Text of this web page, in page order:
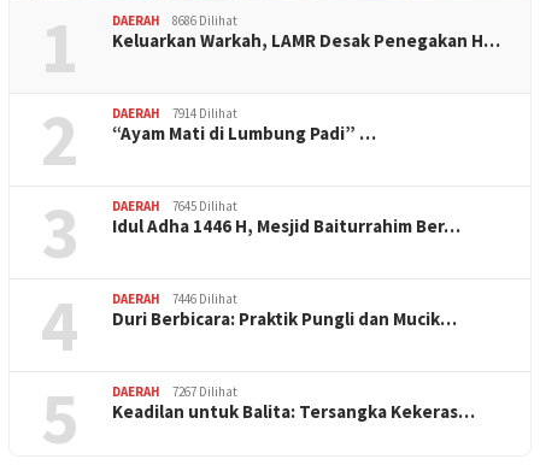
1 DAERAH 8686 Dilihat
Keluarkan Warkah, LAMR Desak Penegakan H…
2 DAERAH 7914 Dilihat
“Ayam Mati di Lumbung Padi” …
3 DAERAH 7645 Dilihat
Idul Adha 1446 H, Mesjid Baiturrahim Ber…
4 DAERAH 7446 Dilihat
Duri Berbicara: Praktik Pungli dan Mucik…
5 DAERAH 7267 Dilihat
Keadilan untuk Balita: Tersangka Kekeras…